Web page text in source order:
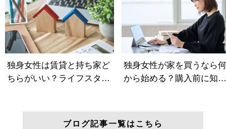
ブログ記事一覧はこちら